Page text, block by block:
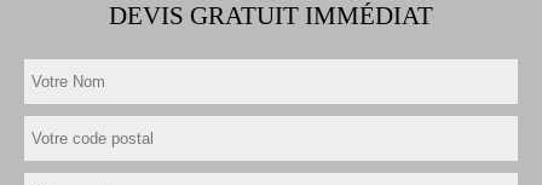
DEVIS GRATUIT IMMÉDIAT